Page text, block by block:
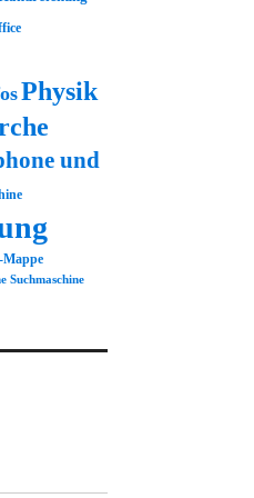
Physik
und
Suchmaschine